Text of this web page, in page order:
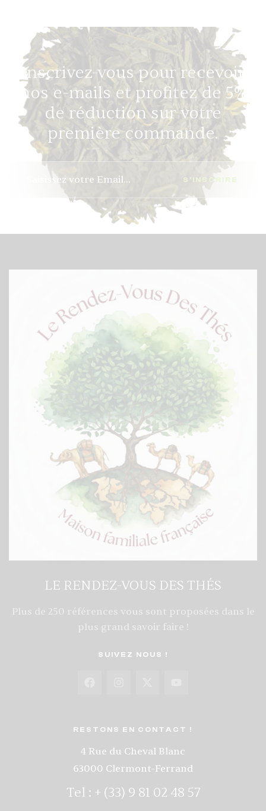
Inscrivez-vous pour recevoir
nos e-mails et profitez de 5%
de réduction sur votre
première commande.
S'INSCRIRE
LE RENDEZ-VOUS DES THÉS
Plus de 250 références vous sont proposées dans le
plus grand savoir faire !
SUIVEZ NOUS !
RESTONS EN CONTACT !
4 Rue du Cheval Blanc
63000 Clermont-Ferrand
Tel : + (33) 9 81 02 48 57